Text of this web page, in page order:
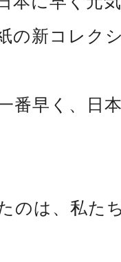
の新コレク
番早く、日
のは、私た